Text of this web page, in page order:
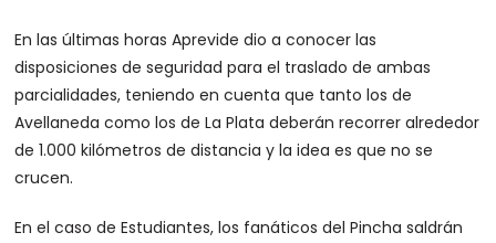
En las últimas horas Aprevide dio a conocer las
disposiciones de seguridad para el traslado de ambas
parcialidades, teniendo en cuenta que tanto los de
Avellaneda como los de La Plata deberán recorrer alrededor
de 1.000 kilómetros de distancia y la idea es que no se
crucen.
En el caso de Estudiantes, los fanáticos del Pincha saldrán